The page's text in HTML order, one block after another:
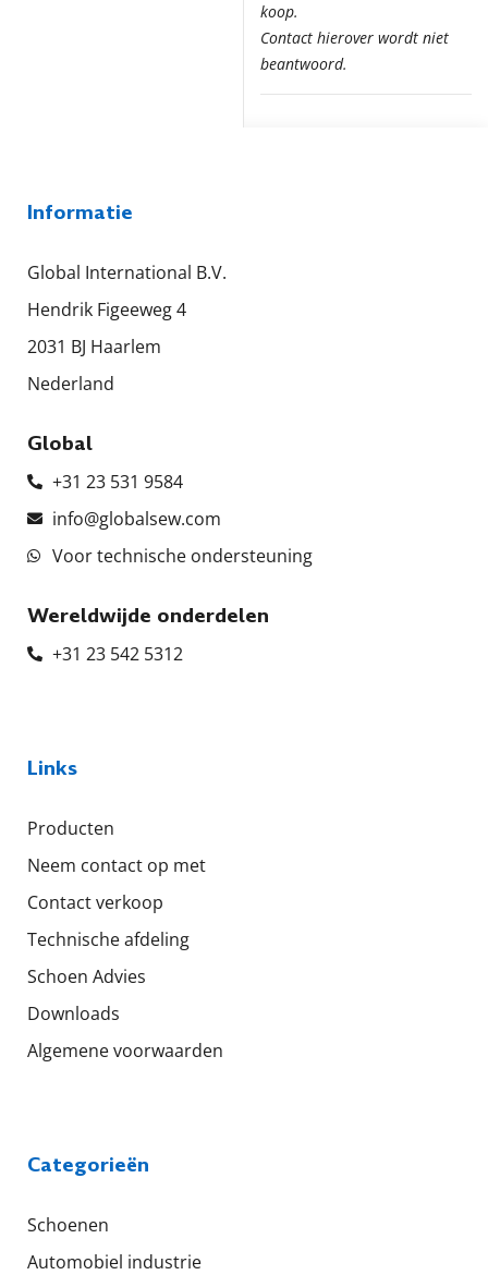
koop.
Contact hierover wordt niet
beantwoord.
Informatie
Global International B.V.
Hendrik Figeeweg 4
2031 BJ Haarlem
Nederland
Global
+31 23 531 9584
info@globalsew.com
Voor technische ondersteuning
Wereldwijde onderdelen
+31 23 542 5312
Links
Producten
Neem contact op met
Contact verkoop
Technische afdeling
Schoen Advies
Downloads
Algemene voorwaarden
Categorieën
Schoenen
Automobiel industrie